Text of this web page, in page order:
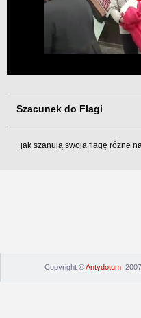
Szacunek do Flagi
jak szanują swoja flagę rózne
Copyright ©Antydotum